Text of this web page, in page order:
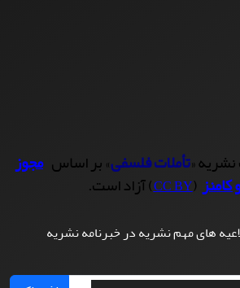
«تأملات فلسفی» بر اساس مجوز
کامنز(
CC BY) آزاد است.
های مهم نشریه در خبرنامه نشریه